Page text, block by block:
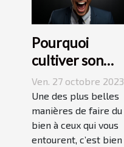
Pourquoi
cultiver son
esprit
humoristique ?
Ven. 27 octobre 2023
Une des plus belles
manières de faire du
bien à ceux qui vous
entourent, c’est bien